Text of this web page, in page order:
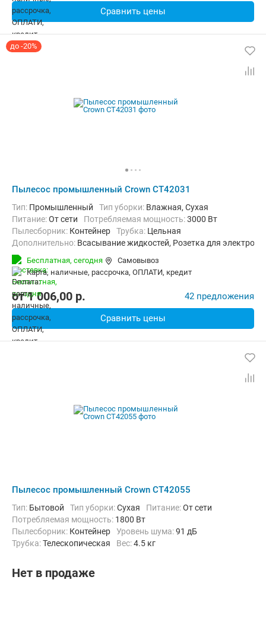
Сравнить цены
до -20%
Пылесос промышленный Crown CT42031
Тип: Промышленный Тип уборки: Влажная, Сухая
питание:От сети Потребляемая мощность:3000 Вт
пылесборник: Контейнер трубка: Цельная
Дополнительно: Всасывание жидкостей, Розетка для
Вес:
Бесплатная, сегодня
Самовывоз
карта, наличные, рассрочка, ОПЛАТИ, кредит
от1 006,00 p. 42 предложения
Сравнить цены
Пылесос промышленный Crown CT42055
Тип: Бытовой Тип уборки:Сухая питание:От сети
Потребляемая мощность: 1800 Вт
пылесборник: Контейнер уровень шума:91 дБ
трубка:Телескопическая Вес:4.5 кг
Нет в продаже